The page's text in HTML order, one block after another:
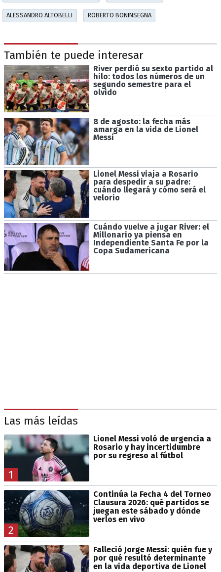
ALESSANDRO ALTOBELLI ROBERTO BONINSEGNA
También te puede interesar
River perdió su sexto partido al
hilo: todos los números de un
segundo semestre para el
olvido
8 de agosto: la fecha más
amarga en la vida de Lionel
Messi
Lionel Messi viaja a Rosario
para despedir a su padre:
cuándo llegará y cómo será el
velorio
Cuándo vuelve a jugar River: el
Millonario ya piensa en
Independiente Santa Fe por la
Copa Sudamericana
Las más leídas
1
Lionel Messi voló de urgencia a
Rosario y hay incertidumbre
por su regreso al fútbol
2
Continúa la Fecha 4 del Torneo
Clausura 2026: qué partidos se
juegan este sábado y dónde
verlos en vivo
Falleció Jorge Messi: quién fue y
por qué resultó determinante
en la vida deportiva de Lionel